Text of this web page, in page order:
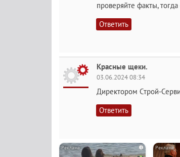
проверяйте факты,
Ответить
Красные щеки.
03.06.2024 08:34
Директором Строй-
Ответить
i